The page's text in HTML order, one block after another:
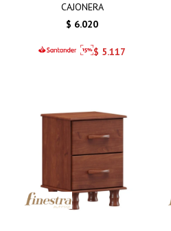
CAJONERA
$ 6.020
$ 5.117